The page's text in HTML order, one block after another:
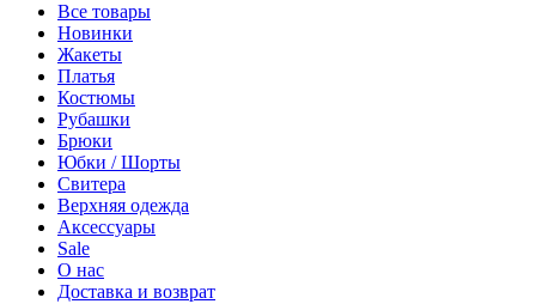
Все товары
Новинки
Жакеты
Платья
Костюмы
Рубашки
Брюки
Юбки / Шорты
Свитера
Верхняя одежда
Аксессуары
Sale
О нас
Доставка и возврат